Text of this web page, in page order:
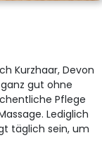
Kurzhaar, Devon
gut ohne
Pflege
Lediglich
täglich sein, um